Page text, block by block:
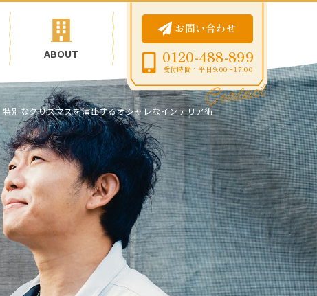
ABOUT
お問い合わせ
0120-488-899
受付時間：平日9:00〜17:00
特別なクリスマスを演出するオシャレなインテリア術